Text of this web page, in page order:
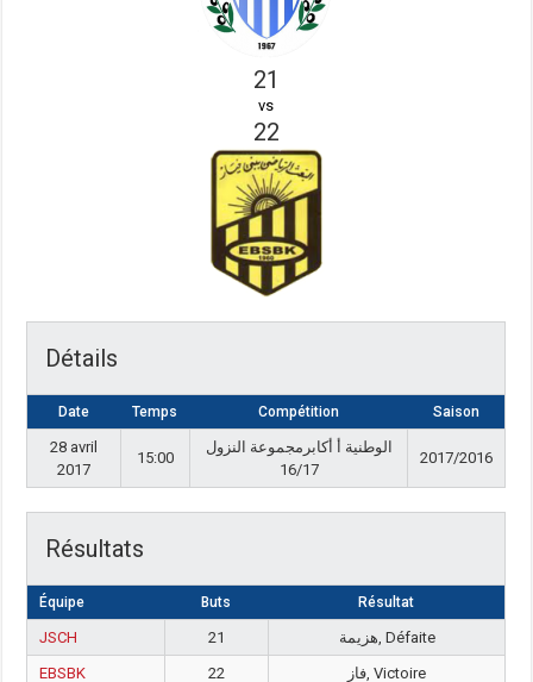
21
vs
22
Détails
Date Temps Compétition Saison
28 avril
2017
15:00
الوطنية أ أكابرمجموعة النزول
16/17
2017/2016
Résultats
Équipe Buts Résultat
JSCH 21
هزيمة, Défaite
EBSBK
22 فاز, Victoire